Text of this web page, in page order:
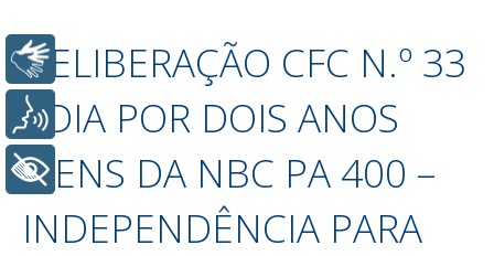
DELIBERAÇÃO CFC N.º 33
ADIA POR DOIS ANOS
ITENS DA NBC PA 400 –
INDEPENDÊNCIA PARA
Libras
Voz
+ Acessibilidade